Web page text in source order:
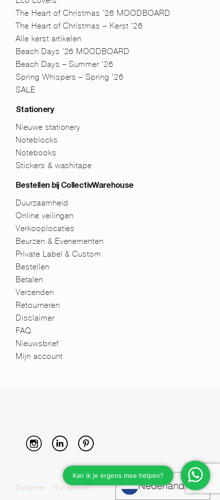
The Heart of Christmas ’26 MOODBOARD
The Heart of Christmas – Kerst ’26
Alle kerst artikelen
Beach Days ’26 MOODBOARD
Beach Days – Summer ’26
Spring Whispers – Spring ’26
SALE
Stationery
Nieuwe stationery
Noteblocks
Notebooks
Stickers & washitape
Bestellen bij CollectivWarehouse
Duurzaamheid
Online veilingen
Verkooplocaties
Beurzen & Evenementen
Private Label & Custom
Bestellen
Betalen
Verzenden
Retourneren
Disclaimer
FAQ
Nieuwsbrief
Mijn account
Disclaimer Mijn account Nederlands